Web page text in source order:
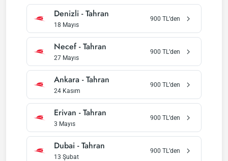
Denizli -Tahran
18 Mayıs
900 TL’den
Necef-Tahran
27 Mayıs
900 TL’den
Ankara -Tahran
24 Kasım
900 TL’den
Erivan -Tahran
3 Mayıs
900 TL’den
Dubai -Tahran
13 Şubat
900 TL’den